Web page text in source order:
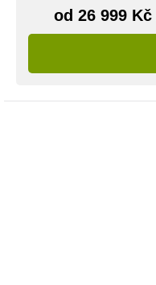
od 26 999 Kč